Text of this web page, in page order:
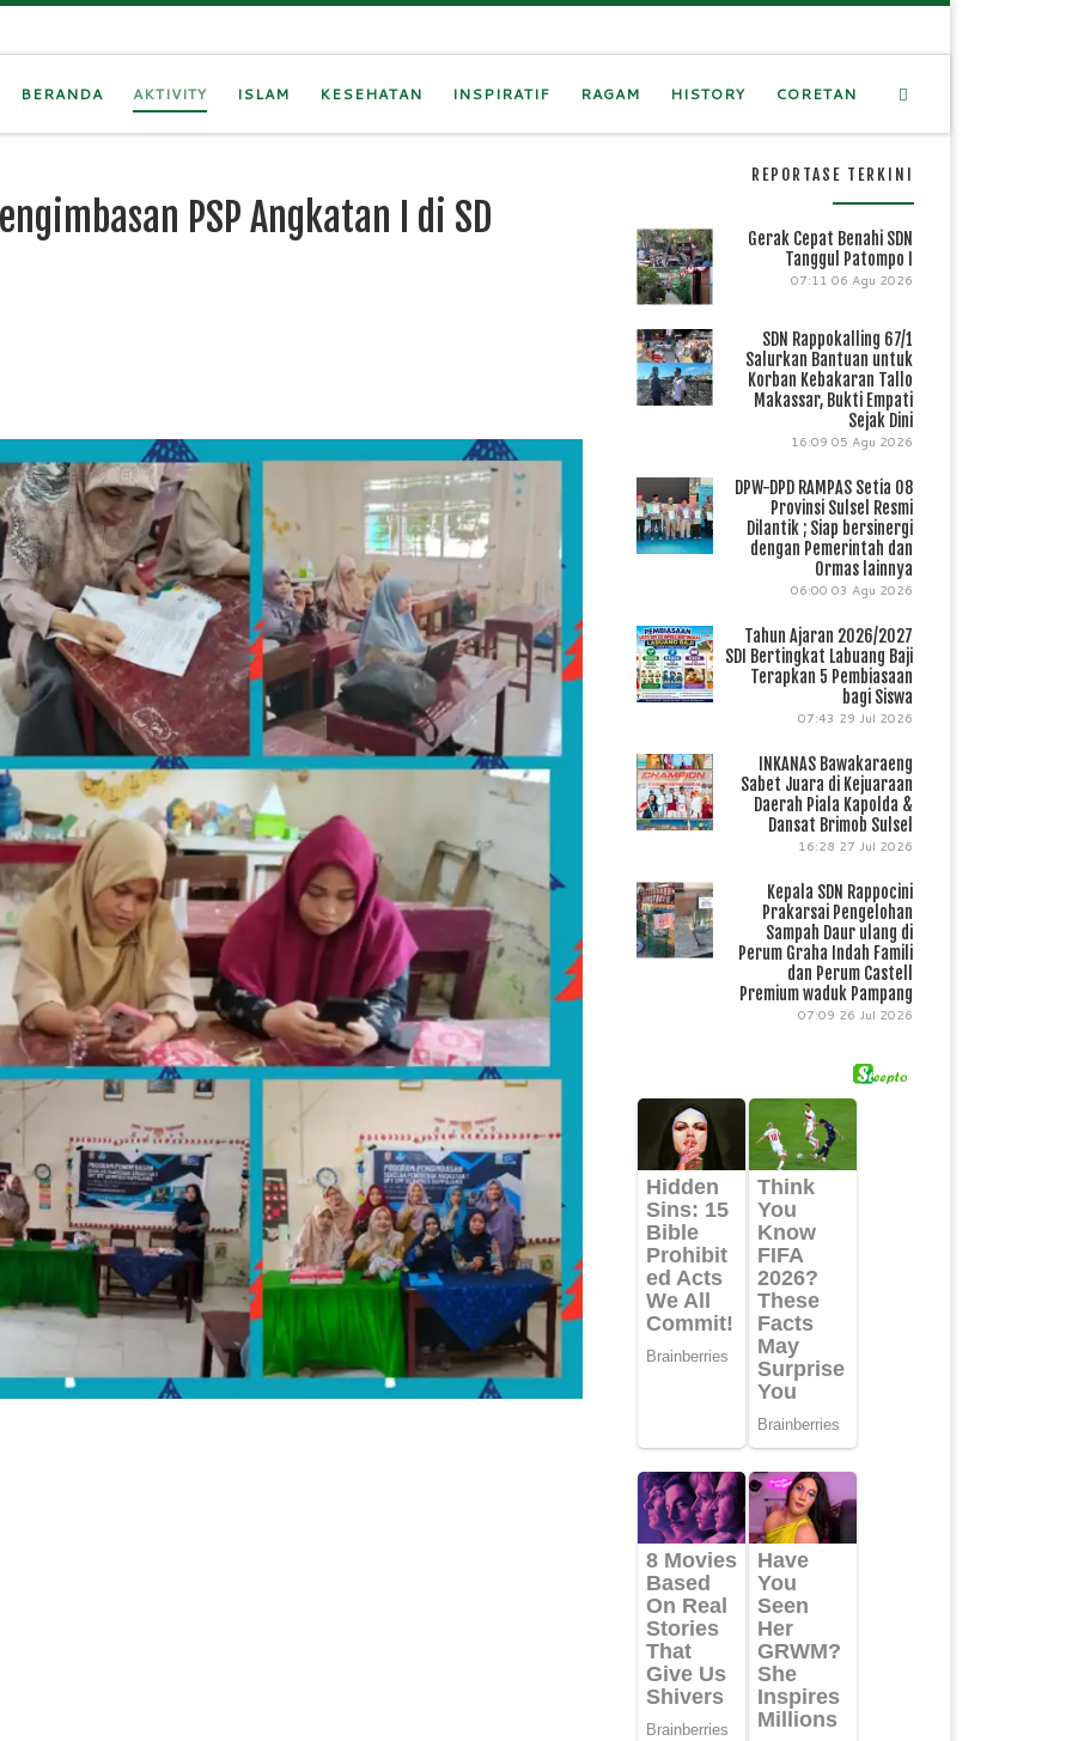
BERANDA AKTIVITY ISLAM KESEHATAN INSPIRATIF RAGAM HISTORY CORETAN
PSP Angkatan I di SD
REPORTASE TERKINI
Gerak Cepat Benahi SDN
Tanggul Patompo I
07:11 06 Agu 2026
SDN Rappokalling 67/1
Salurkan Bantuan untuk
Korban Kebakaran Tallo
Makassar, Bukti Empati
Sejak Dini
16:09 05 Agu 2026
DPW-DPD RAMPAS Setia 08
Provinsi Sulsel Resmi
Dilantik ; Siap bersinergi
dengan Pemerintah dan
Ormas lainnya
06:00 03 Agu 2026
Tahun Ajaran 2026/2027
SDI Bertingkat Labuang Baji
Terapkan 5 Pembiasaan
bagi Siswa
07:43 29 Jul 2026
INKANAS Bawakaraeng
Sabet Juara di Kejuaraan
Daerah Piala Kapolda &
Dansat Brimob Sulsel
16:28 27 Jul 2026
Kepala SDN Rappocini
Prakarsai Pengelohan
Sampah Daur ulang di
Perum Graha Indah Famili
dan Perum Castell
Premium waduk Pampang
07:09 26 Jul 2026